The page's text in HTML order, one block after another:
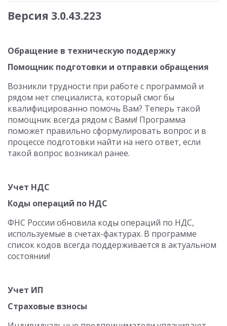
Версия 3.0.43.223
Обращение в техническую поддержку
Помощник подготовки и отправки обращения
Возникли трудности при работе с программой и
рядом нет специалиста, который смог бы
квалифицированно помочь Вам? Теперь такой
помощник всегда рядом с Вами! Программа
поможет правильно сформулировать вопрос и в
процессе подготовки найти на него ответ, если
такой вопрос возникал ранее.
Учет НДС
Коды операций по НДС
ФНС России обновила коды операций по НДС,
используемые в счетах-фактурах. В программе
список кодов всегда поддерживается в актуальном
состоянии!
Учет ИП
Страховые взносы